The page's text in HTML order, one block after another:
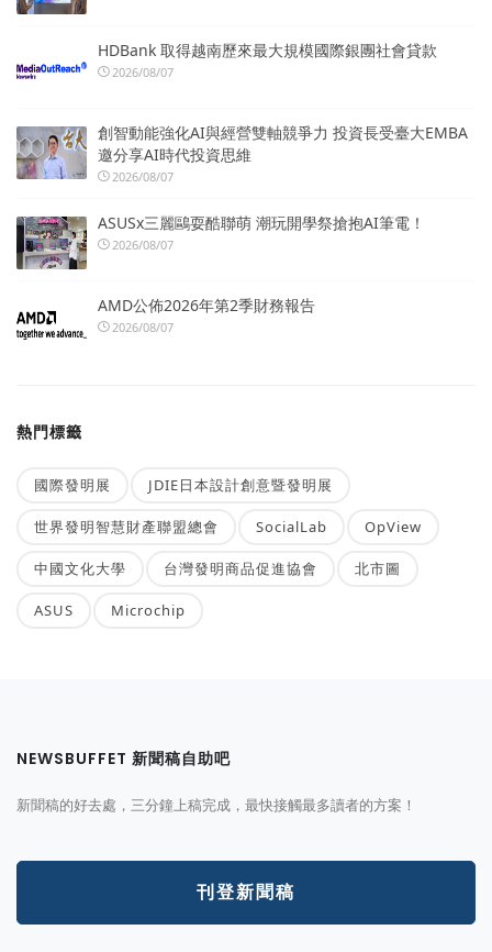
HDBank 取得越南歷來最大規模國際銀團社會貸款
2026/08/07
創智動能強化AI與經營雙軸競爭力 投資長受臺大EMBA
邀分享AI時代投資思維
2026/08/07
ASUSx三麗鷗耍酷聯萌 潮玩開學祭搶抱AI筆電！
2026/08/07
AMD公佈2026年第2季財務報告
2026/08/07
熱門標籤
國際發明展 JDIE日本設計創意暨發明展
世界發明智慧財產聯盟總會 SocialLab OpView
中國文化大學 台灣發明商品促進協會 北市圖
ASUS Microchip
NEWSBUFFET 新聞稿自助吧
新聞稿的好去處，三分鐘上稿完成，最快接觸最多讀者的方案！
刊登新聞稿